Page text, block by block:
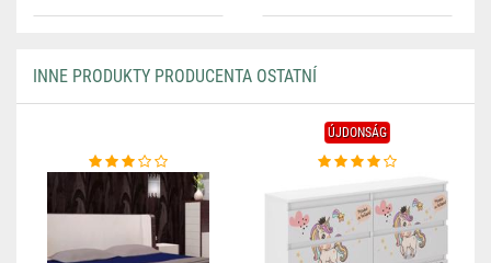
INNE PRODUKTY PRODUCENTA OSTATNÍ
ÚJDONSÁG